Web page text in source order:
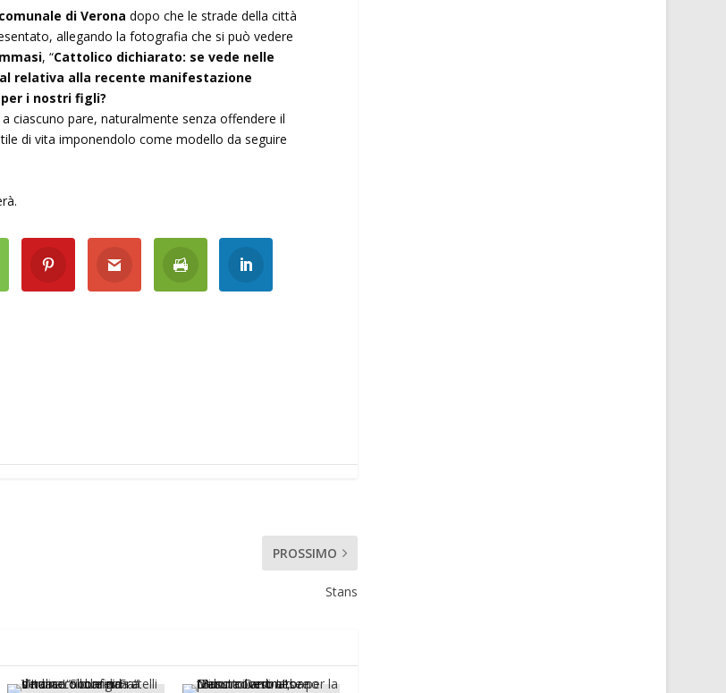
di Verona dopo che le strade della città
allegando la fotografia che si può vedere
, “Cattolico dichiarato: se vede nelle
relativa alla recente manifestazione
i nostri figli?
ciascuno pare, naturalmente senza offendere il
di vita imponendolo come modello da seguire
PROSSIMO
Stans